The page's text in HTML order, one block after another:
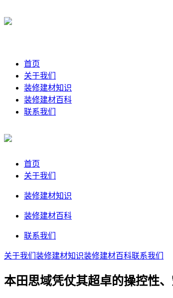
首页
关于我们
装修建材知识
装修建材百科
联系我们
首页
关于我们
装修建材知识
装修建材百科
联系我们
关于我们 装修建材知识装修建材百科联系我们
本田思域凭仗其超卓的操控性